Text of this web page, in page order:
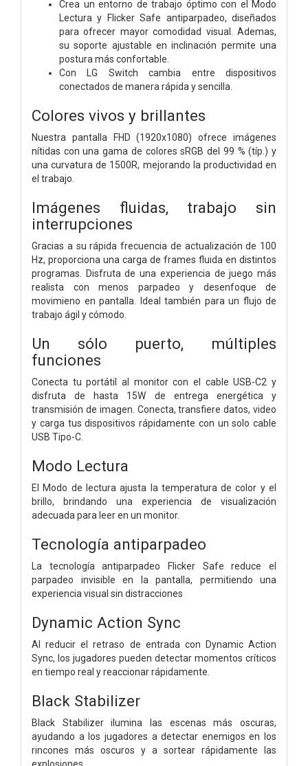
Crea un entorno de trabajo óptimo con el Modo
Lectura y Flicker Safe antiparpadeo, diseñados
para ofrecer mayor comodidad visual. Ademas,
su soporte ajustable en inclinación permite una
postura más confortable.
Con LG Switch cambia entre dispositivos
conectados de manera rápida y sencilla.
Colores vivos y brillantes
Nuestra pantalla FHD (1920x1080) ofrece imágenes
nítidas con una gama de colores sRGB del 99 % (típ.) y
una curvatura de 1500R, mejorando la productividad en
el trabajo.
Imágenes fluidas, trabajo sin
interrupciones
Gracias a su rápida frecuencia de actualización de 100
Hz, proporciona una carga de frames fluida en distintos
programas. Disfruta de una experiencia de juego más
realista con menos parpadeo y desenfoque de
movimieno en pantalla. Ideal también para un flujo de
trabajo ágil y cómodo.
Un sólo puerto, múltiples
funciones
Conecta tu portátil al monitor con el cable USB-C2 y
disfruta de hasta 15W de entrega energética y
transmisión de imagen. Conecta, transfiere datos, video
y carga tus dispositivos rápidamente con un solo cable
USB Tipo-C.
Modo Lectura
El Modo de lectura ajusta la temperatura de color y el
brillo, brindando una experiencia de visualización
adecuada para leer en un monitor.
Tecnología antiparpadeo
La tecnología antiparpadeo Flicker Safe reduce el
parpadeo invisible en la pantalla, permitiendo una
experiencia visual sin distracciones
Dynamic Action Sync
Al reducir el retraso de entrada con Dynamic Action
Sync, los jugadores pueden detectar momentos críticos
en tiempo real y reaccionar rápidamente.
Black Stabilizer
Black Stabilizer ilumina las escenas más oscuras,
ayudando a los jugadores a detectar enemigos en los
rincones más oscuros y a sortear rápidamente las
explosiones.